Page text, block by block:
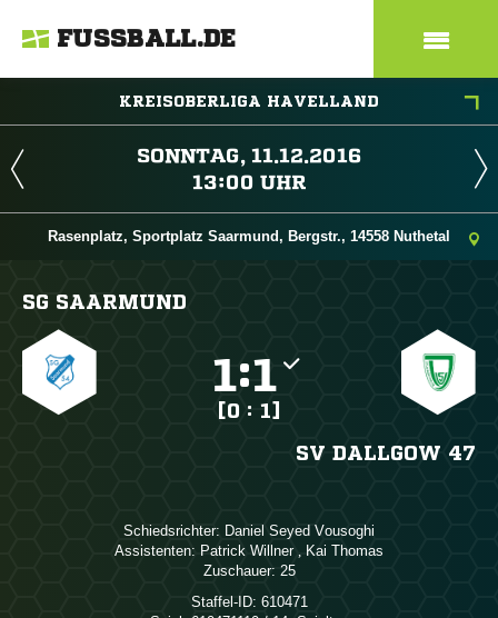
FUSSBALL.DE
KREISOBERLIGA HAVELLAND
 
 
Rasenplatz, Sportplatz Saarmund, Bergstr., 14558 Nuthetal
SG SAARMUND
:
[0 : 1]
SV DALLGOW 47
Schiedsrichter:   
Assistenten:   ,  
Zuschauer: 25
Staffel-ID: 610471